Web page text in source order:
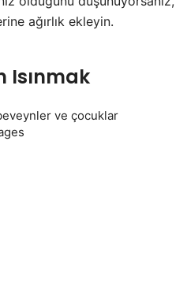
ağırlık ekleyin.
Isınmak